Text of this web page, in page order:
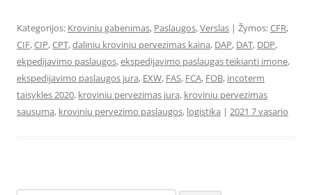
Kategorijos: Krovinių gabenimas, Paslaugos,Verslas | Žymos:CFR,
CIF,CIP,CPT,daliniu kroviniu pervezimas kaina, DAP, DAT, DDP,
ekpedijavimo paslaugos,ekspedijavimo paslaugas teikianti imone,
ekspedijavimo paslaugos jura, EXW, FAS, FCA, FOB, incoterm
taisykles 2020, kroviniu pervezimas jura, kroviniu pervezimas
sausuma, kroviniu pervezimo paslaugos, logistika | 2021 7 vasario